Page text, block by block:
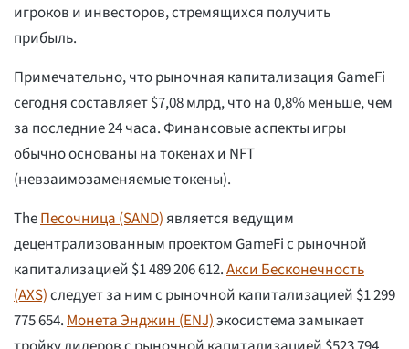
игроков и инвесторов, стремящихся получить
прибыль.
Примечательно, что рыночная капитализация GameFi
сегодня составляет $7,08 млрд, что на 0,8% меньше, чем
за последние 24 часа. Финансовые аспекты игры
обычно основаны на токенах и NFT
(невзаимозаменяемые токены).
TheПесочница (SAND)является ведущим
децентрализованным проектом GameFi с рыночной
капитализацией $1 489 206 612.Акси Бесконечность
(AXS)следует за ним с рыночной капитализацией $1 299
775 654.Монета Энджин (ENJ)экосистема замыкает